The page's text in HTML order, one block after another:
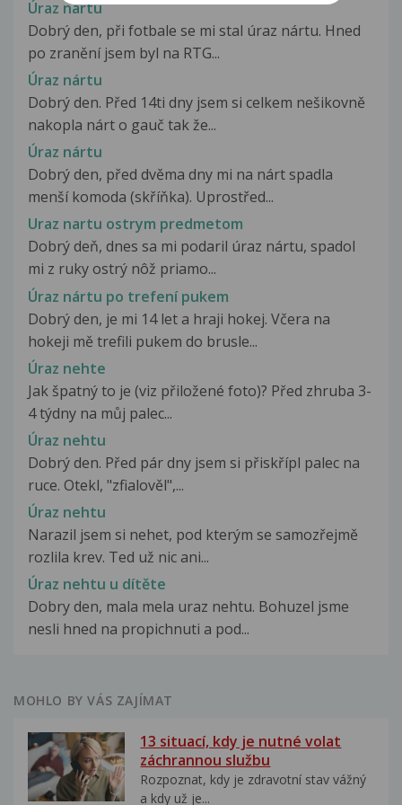
Úraz nártu
Dobrý den, při fotbale se mi stal úraz nártu. Hned
po zranění jsem byl na RTG...
Úraz nártu
Dobrý den. Před 14ti dny jsem si celkem nešikovně
nakopla nárt o gauč tak že...
Úraz nártu
Dobrý den, před dvěma dny mi na nárt spadla
menší komoda (skříňka). Uprostřed...
Uraz nartu ostrym predmetom
Dobrý deň, dnes sa mi podaril úraz nártu, spadol
mi z ruky ostrý nôž priamo...
Úraz nártu po trefení pukem
Dobrý den, je mi 14 let a hraji hokej. Včera na
hokeji mě trefili pukem do brusle...
Úraz nehte
Jak špatný to je (viz přiložené foto)? Před zhruba 3-
4 týdny na můj palec...
Úraz nehtu
Dobrý den. Před pár dny jsem si přiskřípl palec na
ruce. Otekl, "zfialověl",...
Úraz nehtu
Narazil jsem si nehet, pod kterým se samozřejmě
rozlila krev. Ted už nic ani...
Úraz nehtu u dítěte
Dobry den, mala mela uraz nehtu. Bohuzel jsme
nesli hned na propichnuti a pod...
MOHLO BY VÁS ZAJÍMAT
13 situací, kdy je nutné volat
záchrannou službu
Rozpoznat, kdy je zdravotní stav vážný
a kdy už je...